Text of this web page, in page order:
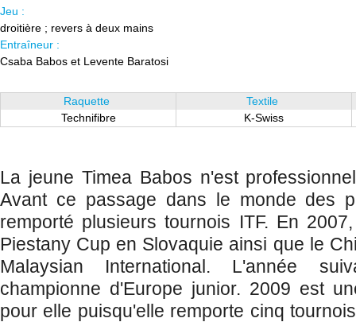
Jeu :
droitière ; revers à deux mains
Entraîneur :
Csaba Babos et Levente Baratosi
Raquette
Technifibre
Textile
K-Swiss
La jeune Timea Babos n'est
Avant ce passage dans le monde des
remporté plusieurs tournois ITF. En
Piestany Cup en Slovaquie ainsi que le
Malaysian International. L'année
championne d'Europe junior. 2009 est
pour elle puisqu'elle remporte cinq